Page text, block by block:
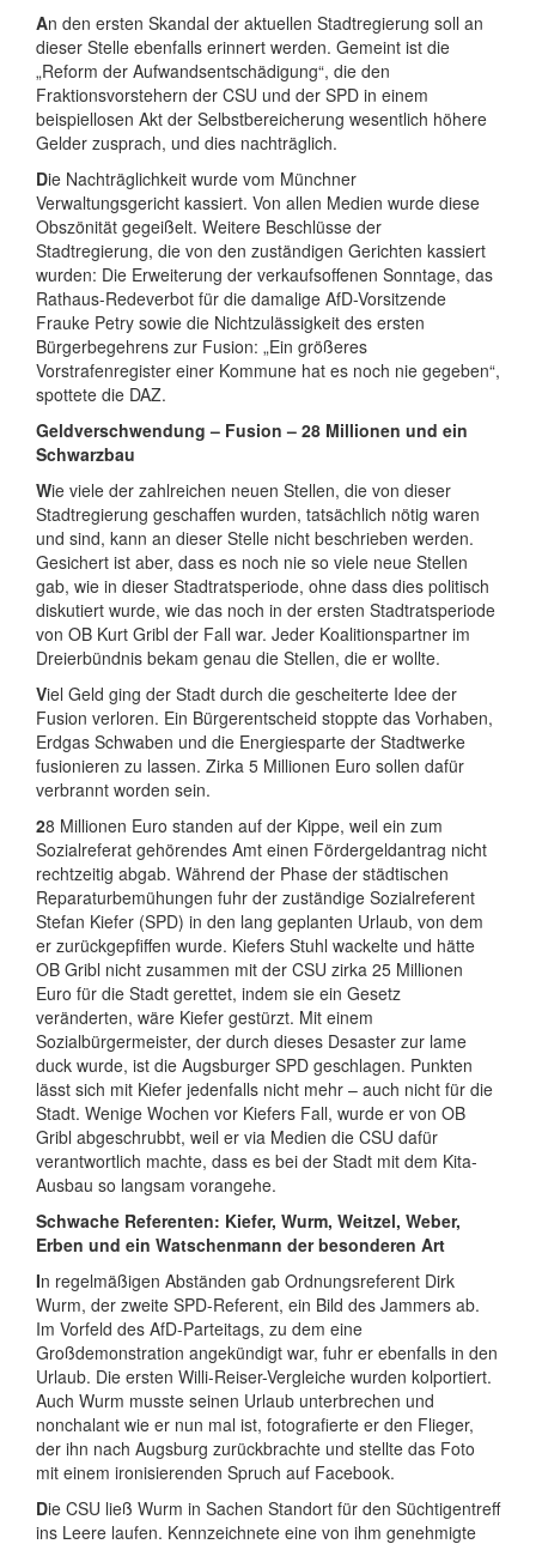
An den ersten Skandal der aktuellen Stadtregierung soll an
dieser Stelle ebenfalls erinnert werden. Gemeint ist die
„Reform der Aufwandsentschädigung“, die den
Fraktionsvorstehern der CSU und der SPD in einem
beispiellosen Akt der Selbstbereicherung wesentlich höhere
Gelder zusprach, und dies nachträglich.
Die Nachträglichkeit wurde vom Münchner
Verwaltungsgericht kassiert. Von allen Medien wurde diese
Obszönität gegeißelt. Weitere Beschlüsse der
Stadtregierung, die von den zuständigen Gerichten kassiert
wurden: Die Erweiterung der verkaufsoffenen Sonntage, das
Rathaus-Redeverbot für die damalige AfD-Vorsitzende
Frauke Petry sowie die Nichtzulässigkeit des ersten
Bürgerbegehrens zur Fusion: „Ein größeres
Vorstrafenregister einer Kommune hat es noch nie gegeben“,
spottete die DAZ.
Geldverschwendung – Fusion – 28 Millionen und ein
Schwarzbau
Wie viele der zahlreichen neuen Stellen, die von dieser
Stadtregierung geschaffen wurden, tatsächlich nötig waren
und sind, kann an dieser Stelle nicht beschrieben werden.
Gesichert ist aber, dass es noch nie so viele neue Stellen
gab, wie in dieser Stadtratsperiode, ohne dass dies politisch
diskutiert wurde, wie das noch in der ersten Stadtratsperiode
von OB Kurt Gribl der Fall war. Jeder Koalitionspartner im
Dreierbündnis bekam genau die Stellen, die er wollte.
Viel Geld ging der Stadt durch die gescheiterte Idee der
Fusion verloren. Ein Bürgerentscheid stoppte das Vorhaben,
Erdgas Schwaben und die Energiesparte der Stadtwerke
fusionieren zu lassen. Zirka 5 Millionen Euro sollen dafür
verbrannt worden sein.
28 Millionen Euro standen auf der Kippe, weil ein zum
Sozialreferat gehörendes Amt einen Fördergeldantrag nicht
rechtzeitig abgab. Während der Phase der städtischen
Reparaturbemühungen fuhr der zuständige Sozialreferent
Stefan Kiefer (SPD) in den lang geplanten Urlaub, von dem
er zurückgepfiffen wurde. Kiefers Stuhl wackelte und hätte
OB Gribl nicht zusammen mit der CSU zirka 25 Millionen
Euro für die Stadt gerettet, indem sie ein Gesetz
veränderten, wäre Kiefer gestürzt. Mit einem
Sozialbürgermeister, der durch dieses Desaster zur lame
duck wurde, ist die Augsburger SPD geschlagen. Punkten
lässt sich mit Kiefer jedenfalls nicht mehr – auch nicht für die
Stadt. Wenige Wochen vor Kiefers Fall, wurde er von OB
Gribl abgeschrubbt, weil er via Medien die CSU dafür
verantwortlich machte, dass es bei der Stadt mit dem Kita-
Ausbau so langsam vorangehe.
Schwache Referenten: Kiefer, Wurm, Weitzel, Weber,
Erben und ein Watschenmann der besonderen Art
In regelmäßigen Abständen gab Ordnungsreferent Dirk
Wurm, der zweite SPD-Referent, ein Bild des Jammers ab.
Im Vorfeld des AfD-Parteitags, zu dem eine
Großdemonstration angekündigt war, fuhr er ebenfalls in den
Urlaub. Die ersten Willi-Reiser-Vergleiche wurden kolportiert.
Auch Wurm musste seinen Urlaub unterbrechen und
nonchalant wie er nun mal ist, fotografierte er den Flieger,
der ihn nach Augsburg zurückbrachte und stellte das Foto
mit einem ironisierenden Spruch auf Facebook.
Die CSU ließ Wurm in Sachen Standort für den Süchtigentreff
ins Leere laufen. Kennzeichnete eine von ihm genehmigte